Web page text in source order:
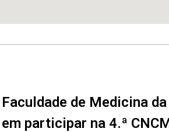
de Medicina
participar na 4.ª